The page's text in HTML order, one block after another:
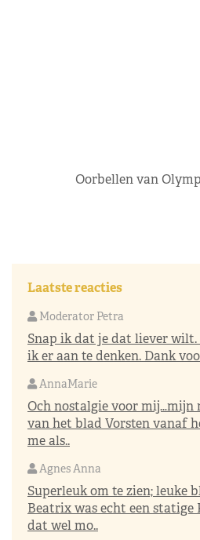
Oorbellen van
Laatste reacties
Moderator Petra
Snap ik dat je dat liever
ik er aan te denken. Dank
AnnaMarie
Och nostalgie voor mij…mijn
van het blad Vorsten vanaf
me als..
Agnes Anna
Superleuk om te zien; leuke
Beatrix was echt een
dat wel mo..